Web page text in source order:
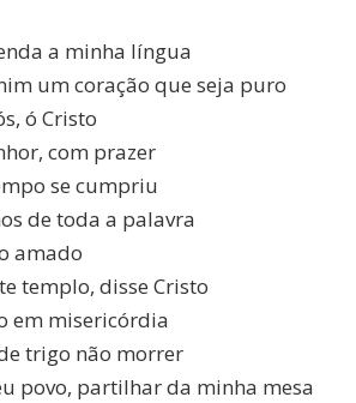
a minha língua
um coração que seja puro
ó Cristo
com prazer
se cumpriu
de toda a palavra
amado
templo, disse Cristo
em misericórdia
trigo não morrer
povo, partilhar da minha mesa